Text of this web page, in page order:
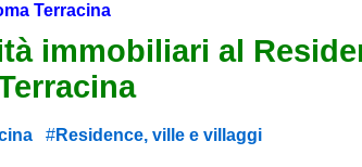
Terracina
immobiliari al
Residence, ville e villaggi